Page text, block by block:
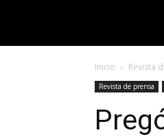
Inicio Revista
Revista de prensa